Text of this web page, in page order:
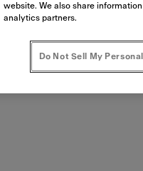
website. We also share
analytics partners.
Do Not Sell My